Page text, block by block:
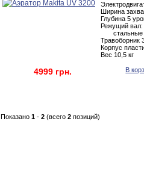
Ширина
Глубина 5
Режущий вал:
стальные
Травоборник
Корпус
Вес 10,5 кг
4999 грн. В
Показано 1 - 2 (всего 2 позиций)